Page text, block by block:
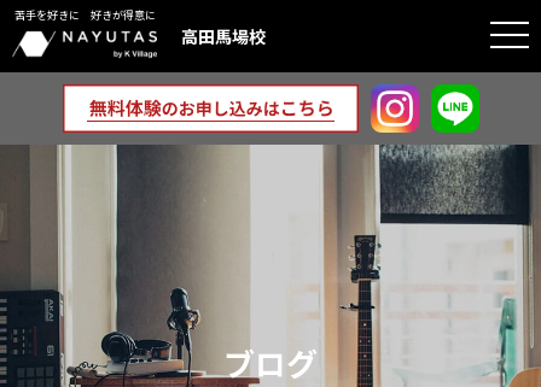
苦手を好きに 好きが得意に
高田馬場校
ブログ